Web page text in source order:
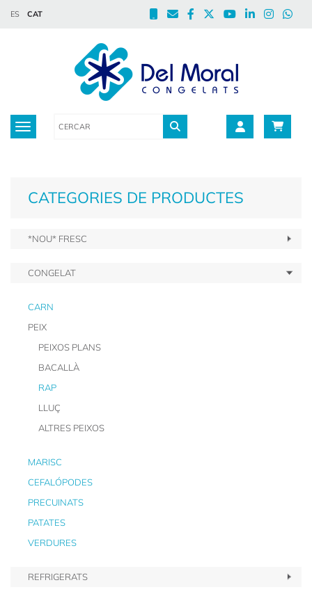
ES CAT
Toggle navigation
CATEGORIES DE PRODUCTES
*NOU* FRESC
CONGELAT
CARN
PEIX
PEIXOS PLANS
BACALLÀ
RAP
LLUÇ
ALTRES PEIXOS
MARISC
CEFALÓPODES
PRECUINATS
PATATES
VERDURES
REFRIGERATS